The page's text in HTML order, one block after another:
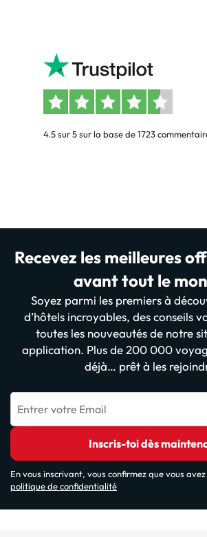
4.5 sur 5 sur la base de 1723
Recevez les meilleures
avant tout le
Soyez parmi les premiers à
d’hôtels incroyables, des conseils
toutes les nouveautés de notre
application. Plus de 200 000
déjà… prêt à les
Entrer votre Email
Inscris-toi dès
En vous inscrivant, vous confirmez que vous
politique de confidentialité